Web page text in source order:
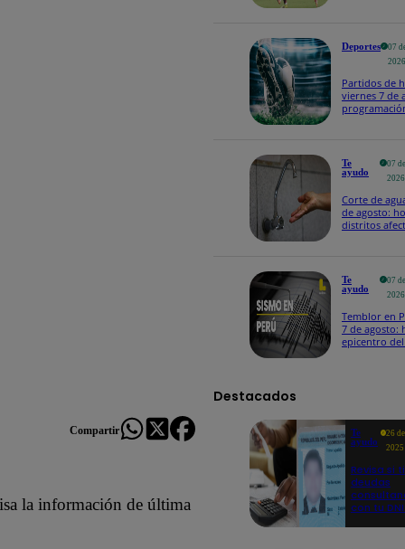
Compartir
la información de última
Deportes
07
Partidos de
viernes 7 de
Te
ayudo
07
2026
Corte de
de agosto:
distritos
Te
ayudo
07
2026
Temblor en
7 de agosto:
epicentro
Destacados
Te
ayudo
26
2025
Revisa si
deudas
con tu
detalles